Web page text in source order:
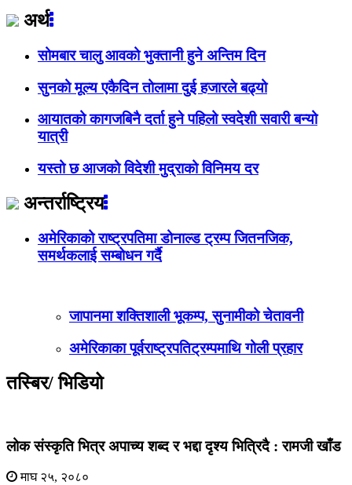
अर्थ
सोमबार चालु आवको भुक्तानी हुने अन्तिम दिन
सुनको मूल्य एकैदिन तोलामा दुई हजारले बढ्यो
आयातको कागजबिनै दर्ता हुने पहिलो स्वदेशी सवारी बन्यो
यात्री
यस्तो छ आजको विदेशी मुद्राको विनिमय दर
अन्तर्राष्ट्रिय
अमेरिकाको राष्ट्रपतिमा डोनाल्ड ट्रम्प जितनजिक,
समर्थकलाई सम्बोधन गर्दै
जापानमा शक्तिशाली भूकम्प, सुनामीको चेतावनी
अमेरिकाका पूर्वराष्ट्रपतिट्रम्पमाथि गोली प्रहार
तस्बिर/ भिडियो
लोक संस्कृति भित्र अपाच्य शब्द र भद्दा दृश्य भित्रिदै : रामजी खाँड
माघ २५, २०८०